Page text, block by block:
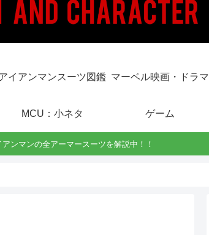
イアンマンスーツ図鑑 マーベル映画・ドラマ
MCU：小ネタ ゲーム
アンマンの全アーマースーツを解説中！！